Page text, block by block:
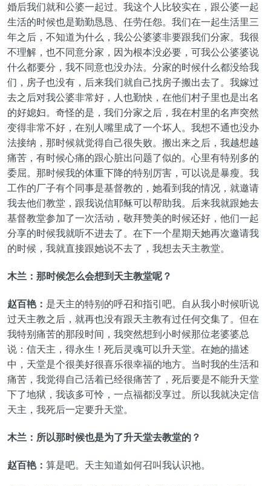
婚后我们就和公婆一起过。我这个人比较实在，跟公婆一起
生活的时候也是勤勤恳恳、任劳任怨。我们在一起生活里三
年之后，不知道为什么，我公公婆婆非要跟我们分家。我很
不理解，也不同意分家，因为根本没必要，可我公公婆婆说
什么都要分，我不同意也没办法。分家的时候什么都没给我
们，房子也没有，后来我们就自己找房子搬出去了。我嫁过
去之后对我公婆非常好，人也勤快，在他们村子里也是出名
的好媳妇。奇怪的是，我们分家之后，我在村里的名声突然
变得非常不好，在别人嘴里成了一个坏人。我想不通也没办
法接纳，那时候就觉得自己很失败。搬出来之后，我越想越
痛苦，有时候心痛的跟心脏出问题了似的。心里有特别多的
委屈。那时候我的体重下降的特别厉害，可以说是暴瘦。我
工作的厂子有个同事是基督教的，她看到我的情况，就邀请
我去他们教堂，跟我说信耶稣可以帮助我。后来我就跟她去
基督教堂参加了一次活动，敬拜赞美的时候还好，他们一起
分享的时候我就听不进去了。在下一个星期天她再次邀请我
的时候，我就直接跟她说不去了，我想去天主教堂。
木兰：那时候怎么会想到天主教堂呢？
赵百艳： 是天主的特别的呼召和指引吧。自从我小时候听说
过天主教之后，就再也没有跟天主教有过任何交集了。但在
我特别痛苦的那段时间，我突然想到小时候那位老婆婆总
说：信天主，得永生！死后灵魂可以升天堂。在她的描述
中，天堂是个很美好很喜乐很幸福的地方。当时我的生活和
痛苦，我觉得自己活着已经很痛苦了，死后要是不能升天堂
下了地狱，我该多可怜，一点福都没享过。所以我就决定信
天主，我死后一定要升天堂。
木兰：所以那时候也是为了升天堂去教堂的？
赵百艳： 算是吧。天主知道如何召叫我认识祂。